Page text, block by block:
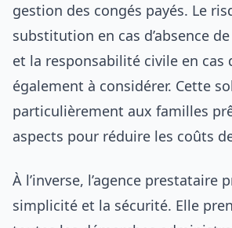
gestion des congés payés. Le
substitution en cas d’absence
et la responsabilité civile en cas
également à considérer. Cette
particulièrement aux familles
aspects pour réduire les coûts
À l’inverse, l’agence prestataire
simplicité et la sécurité. Elle